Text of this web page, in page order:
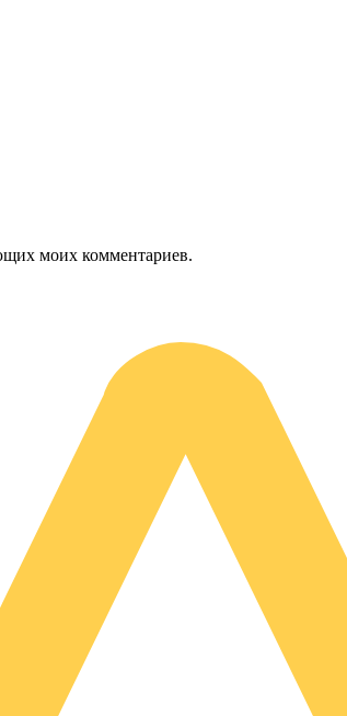
моих комментариев.